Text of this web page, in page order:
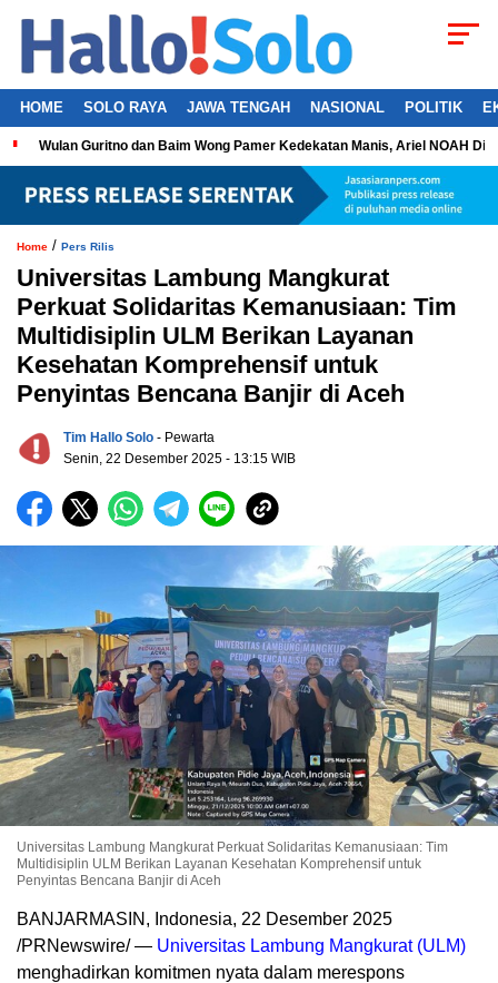
HOME SOLO RAYA JAWA TENGAH NASIONAL POLITIK
Wulan Guritno dan Baim Wong Pamer Kedekatan Manis, Ariel NOAH
Home / Pers Rilis
Universitas Lambung Mangkurat
Perkuat Solidaritas Kemanusiaan: Tim
Multidisiplin ULM Berikan Layanan
Kesehatan Komprehensif untuk
Penyintas Bencana Banjir di Aceh
Tim Hallo Solo - Pewarta
Senin, 22 Desember 2025 - 13:15 WIB
Universitas Lambung Mangkurat Perkuat Solidaritas Kemanusiaan: Tim
Multidisiplin ULM Berikan Layanan Kesehatan Komprehensif untuk
Penyintas Bencana Banjir di Aceh
BANJARMASIN, Indonesia, 22 Desember 2025
/PRNewswire/ — Universitas Lambung Mangkurat (ULM)
menghadirkan komitmen nyata dalam merespons